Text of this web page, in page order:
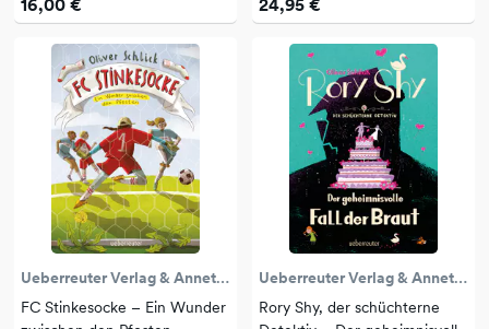
16,00 € 24,95 €
Ueberreuter Verlag & Annette Betz
FC Stinkesocke – Ein Wunder
Ueberreuter Verlag & Annette Betz
Rory Shy, der schüchterne